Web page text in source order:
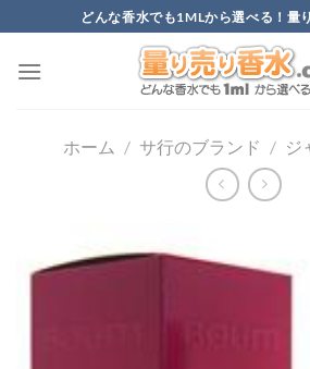
to
content
どんな香水でも1MLから選べる！量
ホーム / サ行のブランド / ジ